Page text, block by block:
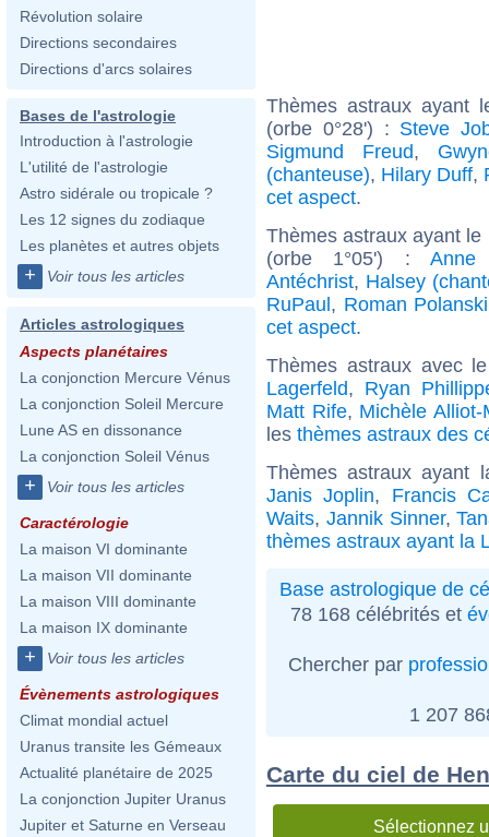
Révolution solaire
Directions secondaires
Directions d'arcs solaires
Bases de l'astrologie
Introduction à l'astrologie
L'utilité de l'astrologie
Astro sidérale ou tropicale ?
Les 12 signes du zodiaque
Les planètes et autres objets
+ Voir tous les articles
Articles astrologiques
Aspects planétaires
La conjonction Mercure Vénus
La conjonction Soleil Mercure
Lune AS en dissonance
La conjonction Soleil Vénus
+ Voir tous les articles
Caractérologie
La maison VI dominante
La maison VII dominante
La maison VIII dominante
La maison IX dominante
+ Voir tous les articles
Évènements astrologiques
Climat mondial actuel
Uranus transite les Gémeaux
Actualité planétaire de 2025
La conjonction Jupiter Uranus
Jupiter et Saturne en Verseau
Thèmes astraux ayant
(orbe 0°28') : Steve
Sigmund Freud,
(chanteuse), Hilary Duff,
cet aspect.
Thèmes astraux ayant
(orbe 1°05') : Anne
Antéchrist, Halsey
RuPaul, Roman Polanski
cet aspect.
Thèmes astraux avec
Lagerfeld, Ryan
Matt Rife, Michèle Alliot-
les thèmes astraux des
Thèmes astraux
Janis Joplin, Francis
Waits, Jannik Sinner,
thèmes astraux ayant la
Base astrologique de
78 168 célébrités et
Chercher par
1 207
Carte du ciel de
Sélectionnez